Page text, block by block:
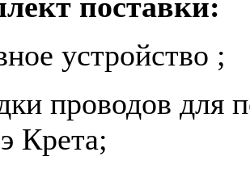
устройство ;
проводов для
Крета;